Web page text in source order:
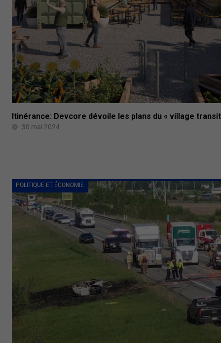
Itinérance: Devcore dévoile les plans du « village
30 mai 2024
POLITIQUE ET ÉCONOMIE